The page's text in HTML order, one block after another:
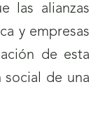
las alianzas
y empresas
de esta
social de una